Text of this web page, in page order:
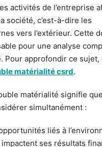
activités de l’entreprise
société, c’est-à-dire les
vers l’extérieur. Cette
pour une analyse
Pour approfondir ce sujet,
matérialité csrd.
matérialité signifie que
simultanément :
liés à
ses résultats